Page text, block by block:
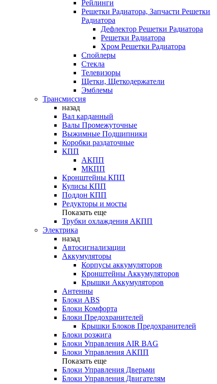
Рейлинги
Решетки Радиатора, Запчасти Решетки
Радиатора
Дефлектор Решетки Радиатора
Решетки Радиатора
Хром Решетки Радиатора
Спойлеры
Стекла
Телевизоры
Щетки, Щеткодержатели
Эмблемы
Трансмиссия
назад
Вал карданный
Валы Промежуточные
Выжимные Подшипники
Коробки раздаточные
КПП
АКПП
МКПП
Кронштейны КПП
Кулисы КПП
Поддон КПП
Редукторы и мосты
Показать еще
Трубки охлаждения АКПП
Электрика
назад
Автосигнализации
Аккумуляторы
Корпусы аккумуляторов
Кронштейны Аккумуляторов
Крышки Аккумуляторов
Антенны
Блоки ABS
Блоки Комфорта
Блоки Предохранителей
Крышки Блоков Предохранителей
Блоки розжига
Блоки Управления AIR BAG
Блоки Управления АКПП
Показать еще
Блоки Управления Дверьми
Блоки Управления Двигателям